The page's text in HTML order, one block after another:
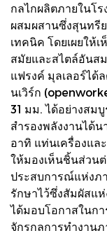
กลไกผลิตภายในโร
ผสมผสานซึ่งสุนทรี
เทคนิค โดยเผยให้
สมัยและสไตล์อันส
แฟรงค์ มุลเลอร์ได้
นเวิร์ก
31 มม. ได้อย่างสม
สำรองพลังงานได้
อาทิ แท่นเครื่องแล
ให้มองเห็นชิ้นส่วน
ประสบการณ์แห่งภ
รักษาไว้ซึ่งสัมผัสแ
ได้มอบโอกาสในก
จักรกลการทำงานภ